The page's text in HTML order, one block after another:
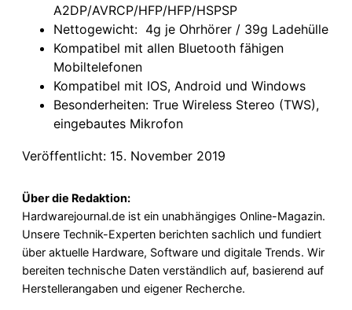
A2DP/AVRCP/HFP/HFP/HSPSP
Nettogewicht: 4g je Ohrhörer / 39g Ladehülle
Kompatibel mit allen Bluetooth fähigen
Mobiltelefonen
Kompatibel mit IOS, Android und Windows
Besonderheiten: True Wireless Stereo (TWS),
eingebautes Mikrofon
Veröffentlicht: 15. November 2019
Über die Redaktion:
Hardwarejournal.de ist ein unabhängiges Online-Magazin.
Unsere Technik-Experten berichten sachlich und fundiert
über aktuelle Hardware, Software und digitale Trends. Wir
bereiten technische Daten verständlich auf, basierend auf
Herstellerangaben und eigener Recherche.